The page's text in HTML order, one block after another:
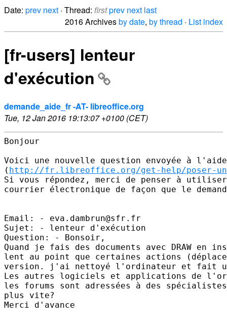
Date: prev next · Thread: firstprev next last
2016 Archivesby date, by thread · List index
[fr-users] lenteur
d'exécution
demande_aide_fr -AT- libreoffice.org
Tue, 12 Jan 2016 19:13:07 +0100 (CET)
Bonjour
Voici une nouvelle question envoyée à
( http://fr.libreoffice.org/get-help/poser-
Si vous répondez, merci de penser à
courrier électronique de façon que le
Email: - eva.dambrun@sfr.fr
Sujet: - lenteur d'exécution
Question: - Bonsoir,
Quand je fais des documents avec DRAW
lent au point que certaines actions
version. j'ai nettoyé l'ordinateur et fait
Les autres logiciels et applications de
les forums sont adressées à des
plus vite?
Merci d'avance